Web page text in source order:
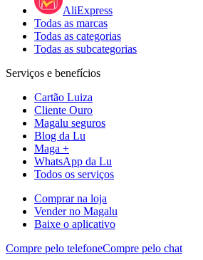
AliExpress
Todas as marcas
Todas as categorias
Todas as subcategorias
Serviços e benefícios
Cartão Luiza
Cliente Ouro
Magalu seguros
Blog da Lu
Maga +
WhatsApp da Lu
Todos os serviços
Comprar na loja
Vender no Magalu
Baixe o aplicativo
Compre pelo telefoneCompre pelo chat